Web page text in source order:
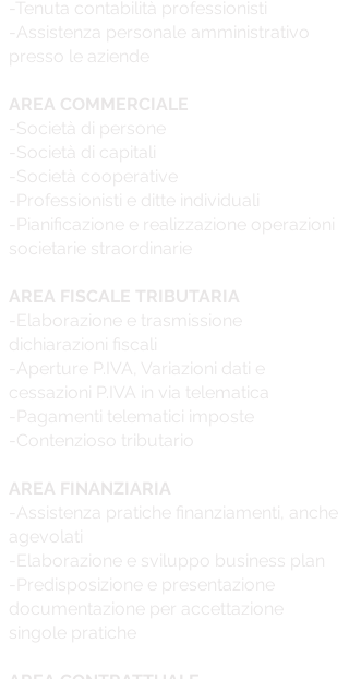
-Tenuta contabilità professionisti
-Assistenza personale amministrativo
presso le aziende
AREA COMMERCIALE
-Società di persone
-Società di capitali
-Società cooperative
-Professionisti e ditte individuali
-Pianificazione e realizzazione operazioni
societarie straordinarie
AREA FISCALE TRIBUTARIA
-Elaborazione e trasmissione
dichiarazioni fiscali
-Aperture P.IVA, Variazioni dati e
cessazioni P.IVA in via telematica
-Pagamenti telematici imposte
-Contenzioso tributario
AREA FINANZIARIA
-Assistenza pratiche finanziamenti, anche
agevolati
-Elaborazione e sviluppo business plan
-Predisposizione e presentazione
documentazione per accettazione
singole pratiche